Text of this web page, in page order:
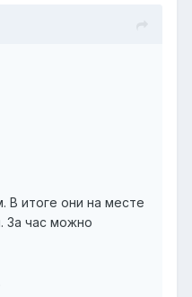
В итоге они на месте
За час можно